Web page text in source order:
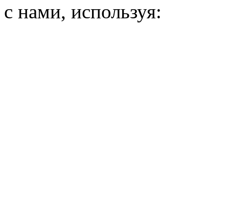
с нами, используя: